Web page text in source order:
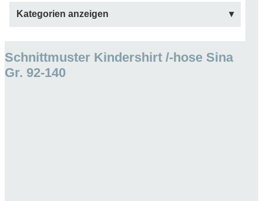
Kategorien anzeigen
Schnittmuster Kindershirt /-hose Sina
Gr. 92-140